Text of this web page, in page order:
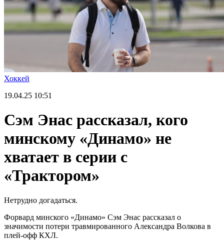
Хоккей
19.04.25 10:51
Сэм Энас рассказал, кого
минскому «Динамо» не
хватает в серии с
«Трактором»
Нетрудно догадаться.
Форвард минского «Динамо» Сэм Энас рассказал о
значимости потери травмированного Александра Волкова в
плей-офф КХЛ.